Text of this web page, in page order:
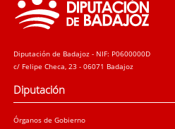
Diputación de Badajoz - NIF: P0600000D
c/ Felipe Checa, 23 - 06071 Badajoz
Diputación
Órganos de Gobierno